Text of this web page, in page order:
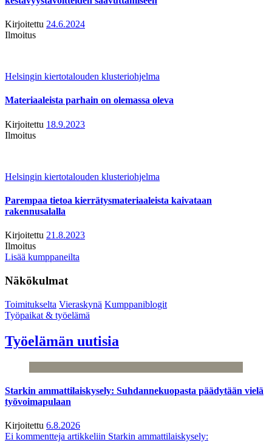
Kirjoitettu 24.6.2024
Ilmoitus
Helsingin kiertotalouden klusteriohjelma
Materiaaleista parhain on olemassa oleva
Kirjoitettu 18.9.2023
Ilmoitus
Helsingin kiertotalouden klusteriohjelma
Parempaa tietoa kierrätysmateriaaleista kaivataan
rakennusalalla
Kirjoitettu 21.8.2023
Ilmoitus
Lisää kumppaneilta
Näkökulmat
Toimitukselta Vieraskynä Kumppaniblogit
Työpaikat & työelämä
Työelämän uutisia
Starkin ammattilaiskysely: Suhdannekuopasta päädytään vielä
työvoimapulaan
Kirjoitettu 6.8.2026
Ei kommentteja artikkeliin Starkin ammattilaiskysely: